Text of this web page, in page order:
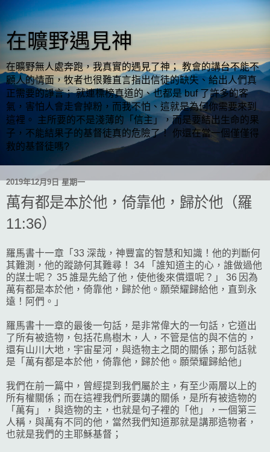
在曠野遇見神
在曠野無人處奔跑，我真實的遇見了神； 教會的講台不能不
顧人的情面，牧者也很難直言指出信徒的缺失、給出人們真
正需要的諍言； 就連標榜真道的、也都是 buf 了許多的客
氣，害怕人會走會掉粉，而我不怕、這就是為何你需要來到
這裡。 主所要的不是淺薄的「信主」，而是要結出生命的果
子，不能結果子的基督徒真的危險了！ 你還在當一個僅僅得
救的基督徒嗎?
2019年12月9日 星期一
萬有都是本於他，倚靠他，歸於他（羅
11:36）
羅馬書十一章「33 深哉，神豐富的智慧和知識！他的判斷何
其難測，他的蹤跡何其難尋！ 34 「誰知道主的心，誰做過他
的謀士呢？ 35 誰是先給了他，使他後來償還呢？」 36 因為
萬有都是本於他，倚靠他，歸於他。願榮耀歸給他，直到永
遠！阿們。」
羅馬書十一章的最後一句話，是非常偉大的一句話，它道出
了所有被造物，包括花鳥樹木，人，不管是信的與不信的，
還有山川大地，宇宙星河，與造物主之間的關係；那句話就
是「萬有都是本於他，倚靠他，歸於他。願榮耀歸給他」
我們在前一篇中，曾經提到我們屬於主，有至少兩層以上的
所有權關係；而在這裡我們所要講的關係，是所有被造物的
「萬有」，與造物的主，也就是句子裡的「他」，一個第三
人稱，與萬有不同的他，當然我們知道那就是講那造物者，
也就是我們的主耶穌基督；